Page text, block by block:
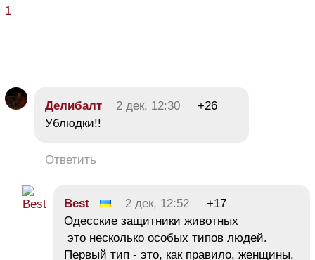
1
Делибалт 2 дек, 12:30
+26
Ублюдки!!
Ответить
Best 2 дек, 12:52
+17
Одесские защитники животных
это несколько особых типов людей.
Первый тип - это, как правило, женщины,